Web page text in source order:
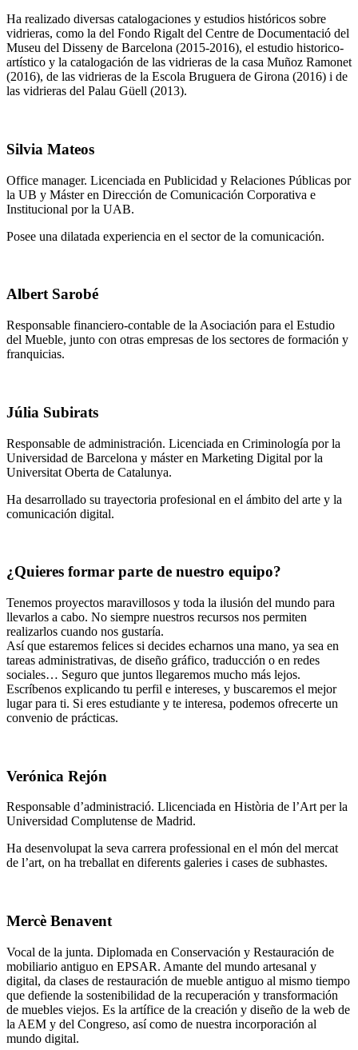
Ha realizado diversas catalogaciones y estudios históricos sobre
vidrieras, como la del Fondo Rigalt del Centre de Documentació del
Museu del Disseny de Barcelona (2015-2016), el estudio historico-
artístico y la catalogación de las vidrieras de la casa Muñoz Ramonet
(2016), de las vidrieras de la Escola Bruguera de Girona (2016) i de
las vidrieras del Palau Güell (2013).
Silvia Mateos
Office manager. Licenciada en Publicidad y Relaciones Públicas por
la UB y Máster en Dirección de Comunicación Corporativa e
Institucional por la UAB.
Posee una dilatada experiencia en el sector de la comunicación.
Albert Sarobé
Responsable financiero-contable de la Asociación para el Estudio
del Mueble, junto con otras empresas de los sectores de formación y
franquicias.
Júlia Subirats
Responsable de administración. Licenciada en Criminología por la
Universidad de Barcelona y máster en Marketing Digital por la
Universitat Oberta de Catalunya.
Ha desarrollado su trayectoria profesional en el ámbito del arte y la
comunicación digital.
¿Quieres formar parte de nuestro equipo?
Tenemos proyectos maravillosos y toda la ilusión del mundo para
llevarlos a cabo. No siempre nuestros recursos nos permiten
realizarlos cuando nos gustaría.
Así que estaremos felices si decides echarnos una mano, ya sea en
tareas administrativas, de diseño gráfico, traducción o en redes
sociales… Seguro que juntos llegaremos mucho más lejos.
Escríbenos explicando tu perfil e intereses, y buscaremos el mejor
lugar para ti. Si eres estudiante y te interesa, podemos ofrecerte un
convenio de prácticas.
Verónica Rejón
Responsable d’administració. Llicenciada en Història de l’Art per la
Universidad Complutense de Madrid.
Ha desenvolupat la seva carrera professional en el món del mercat
de l’art, on ha treballat en diferents galeries i cases de subhastes.
Mercè Benavent
Vocal de la junta. Diplomada en Conservación y Restauración de
mobiliario antiguo en EPSAR. Amante del mundo artesanal y
digital, da clases de restauración de mueble antiguo al mismo tiempo
que defiende la sostenibilidad de la recuperación y transformación
de muebles viejos. Es la artífice de la creación y diseño de la web de
la AEM y del Congreso, así como de nuestra incorporación al
mundo digital.